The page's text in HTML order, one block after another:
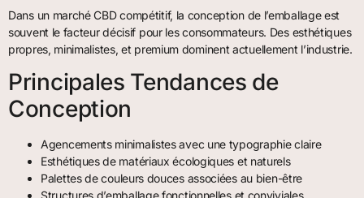
Dans un marché CBD compétitif, la conception de l’emballage est
souvent le facteur décisif pour les consommateurs. Des esthétiques
propres, minimalistes, et premium dominent actuellement l’industrie.
Principales Tendances de
Conception
Agencements minimalistes avec une typographie claire
Esthétiques de matériaux écologiques et naturels
Palettes de couleurs douces associées au bien-être
Structures d’emballage fonctionnelles et conviviales